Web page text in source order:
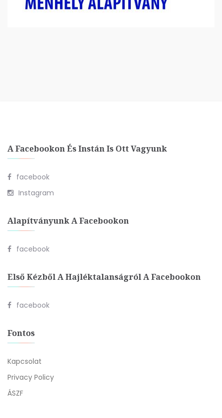
A Facebookon És Instán Is Ott Vagyunk
facebook
Instagram
Alapítványunk A Facebookon
facebook
Első Kézből A Hajléktalanságról A Facebookon
facebook
Fontos
Kapcsolat
Privacy Policy
ÁSZF